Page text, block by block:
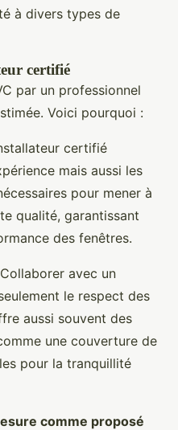
à divers types de
certifié
par un professionnel
Voici pourquoi :
certifié
mais aussi les
pour mener à
qualité, garantissant
des fenêtres.
avec un
le respect des
aussi souvent des
une couverture de
pour la tranquillité
comme proposé